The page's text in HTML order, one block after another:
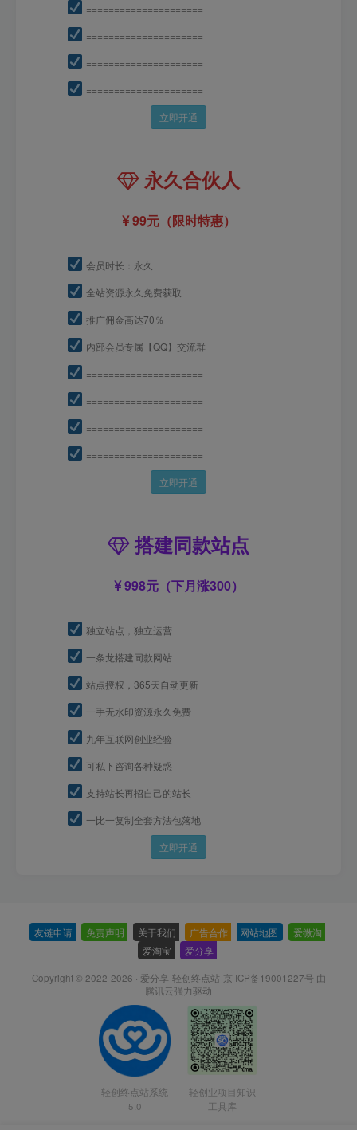
=====================
=====================
=====================
=====================
立即开通
永久合伙人
99元（限时特惠）
会员时长：永久
全站资源永久免费获取
推广佣金高达70％
内部会员专属【QQ】交流群
=====================
=====================
=====================
=====================
立即开通
搭建同款站点
998元（下月涨300）
独立站点，独立运营
一条龙搭建同款网站
站点授权，365天自动更新
一手无水印资源永久免费
九年互联网创业经验
可私下咨询各种疑惑
支持站长再招自己的站长
一比一复制全套方法包落地
立即开通
友链申请 免责声明 关于我们 广告合作 网站地图 爱微淘
爱淘宝
爱分享
Copyright © 2022-2026 · 爱分享-轻创终点站-京 ICP备19001227号 由
腾讯云强力驱动
轻创终点站系统
5.0
轻创业项目知识
工具库